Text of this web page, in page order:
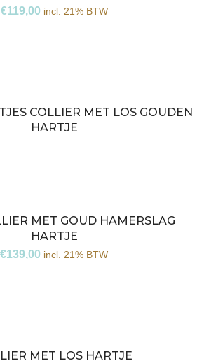
€119,00 incl. 21% BTW
COLLIER MET LOS GOUDEN
HARTJE
MET GOUD HAMERSLAG
HARTJE
€139,00 incl. 21% BTW
MET LOS HARTJE